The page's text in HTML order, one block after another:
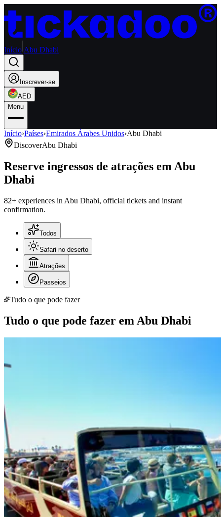
Início Abu Dhabi
Inscrever-se
AED
Menu
Início›Países›Emirados Árabes Unidos›Abu Dhabi
DiscoverAbu Dhabi
Reserve ingressos de atrações em Abu
Dhabi
82+ experiences in Abu Dhabi, official tickets and instant
confirmation.
Todos
Safari no deserto
Atrações
Passeios
Tudo o que pode fazer
Tudo o que pode fazer em Abu Dhabi